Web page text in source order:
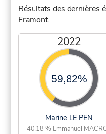
Résultats des dernières
Framont.
2022
59,82%
Marine LE PEN
40,18 % Emmanuel